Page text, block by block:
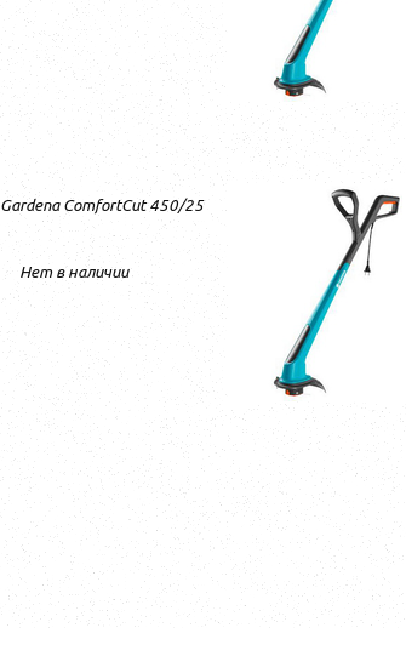
Gardena ComfortCut 450/25
Нет в наличии